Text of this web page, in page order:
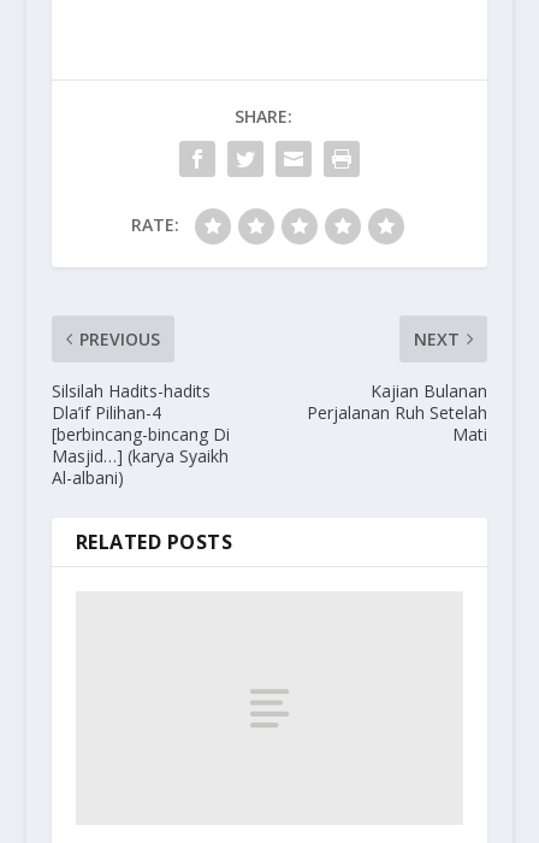
SHARE:
RATE:
PREVIOUS
Silsilah Hadits-hadits
Dla’if Pilihan-4
[berbincang-bincang Di
Masjid…] (karya Syaikh
Al-albani)
NEXT
Kajian Bulanan
Perjalanan Ruh Setelah
Mati
RELATED POSTS